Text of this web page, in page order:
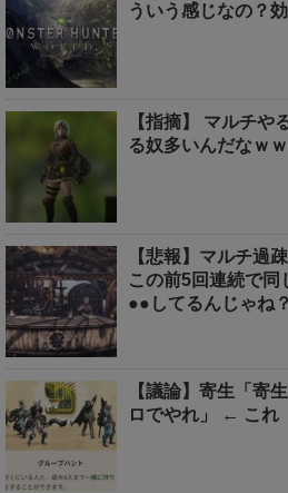
ういう感じなの？
【指摘】 マルチや
る奴多いんだなｗ
【悲報】マルチ過
この前5回連続で
●●してるんじゃね
【議論】寄生「寄
ロでやれ」 ← これ